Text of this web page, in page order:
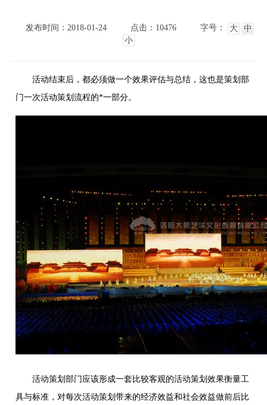
发布时间：2018-01-24 点击：10476 字号： 大
中
小
活动结束后，都必须做一个效果评估与总结，这也是策划部
门一次活动策划流程的*一部分。
活动策划部门应该形成一套比较客观的活动策划效果衡量工
具与标准，对每次活动策划带来的经济效益和社会效益做前后比